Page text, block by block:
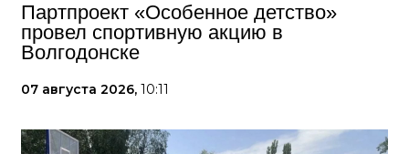
Партпроект «Особенное детство»
провел спортивную акцию в
Волгодонске
07 августа 2026, 10:11